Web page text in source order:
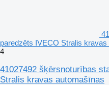
paredzēts IVECO Stralis
4
41027492 šķērsnoturības
Stralis kravas automašīnas